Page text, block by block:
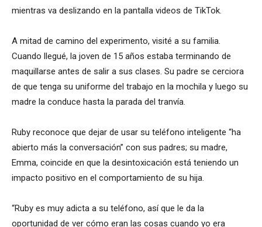
mientras va deslizando en la pantalla videos de TikTok.
A mitad de camino del experimento, visité a su familia.
Cuando llegué, la joven de 15 años estaba terminando de
maquillarse antes de salir a sus clases. Su padre se cerciora
de que tenga su uniforme del trabajo en la mochila y luego su
madre la conduce hasta la parada del tranvía.
Ruby reconoce que dejar de usar su teléfono inteligente “ha
abierto más la conversación” con sus padres; su madre,
Emma, coincide en que la desintoxicación está teniendo un
impacto positivo en el comportamiento de su hija.
“Ruby es muy adicta a su teléfono, así que le da la
oportunidad de ver cómo eran las cosas cuando yo era